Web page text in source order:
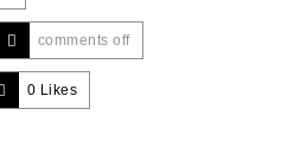
comments off
0 Likes